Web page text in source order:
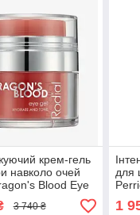
крем-гель
навколо очей
Blood Eye
3 740 ₴
для
1